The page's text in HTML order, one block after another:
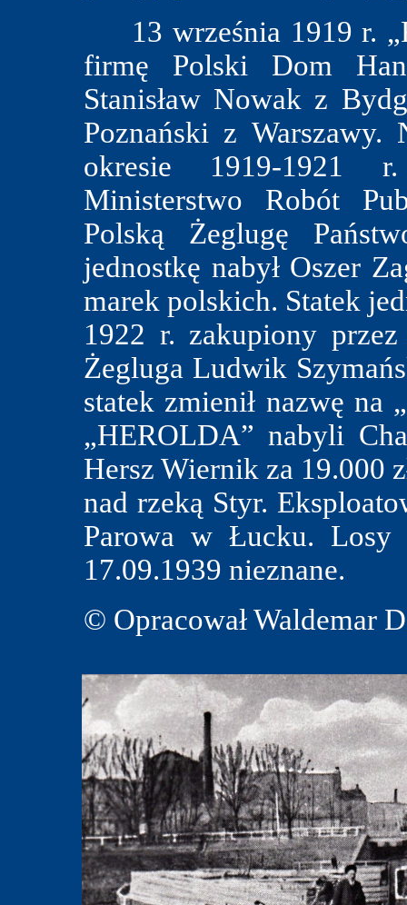
13 września 1919 r.
firmę Polski Dom
Stanisław Nowak z
Poznański z
okresie 1919-1921
Ministerstwo Robót
Polską Żeglugę
jednostkę nabył Oszer
marek polskich. Statek
1922 r. zakupiony
Żegluga Ludwik
statek zmienił nazwę na
„HEROLDA” nabyli
Hersz Wiernik za 19.000
nad rzeką Styr.
Parowa w Łucku.
17.09.1939 nieznane.
© Opracował Waldemar